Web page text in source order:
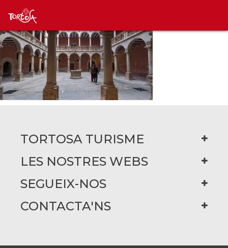
TORTOSA TURISME
LES NOSTRES WEBS
SEGUEIX-NOS
CONTACTA'NS